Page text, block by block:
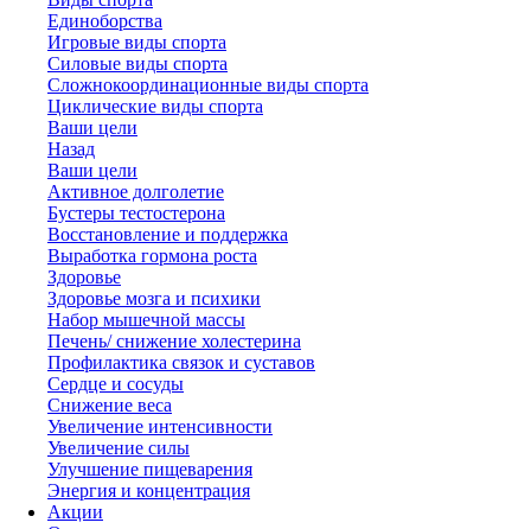
Единоборства
Игровые виды спорта
Силовые виды спорта
Сложнокоординационные виды спорта
Циклические виды спорта
Ваши цели
Назад
Ваши цели
Активное долголетие
Бустеры тестостерона
Восстановление и поддержка
Выработка гормона роста
Здоровье
Здоровье мозга и психики
Набор мышечной массы
Печень/ снижение холестерина
Профилактика связок и суставов
Сердце и сосуды
Снижение веса
Увеличение интенсивности
Увеличение силы
Улучшение пищеварения
Энергия и концентрация
Акции